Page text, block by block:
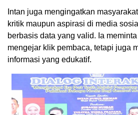
Intan juga mengingatkan
kritik maupun aspirasi di media
berbasis data yang valid. Ia
mengejar klik pembaca, tetapi juga
informasi yang edukatif.